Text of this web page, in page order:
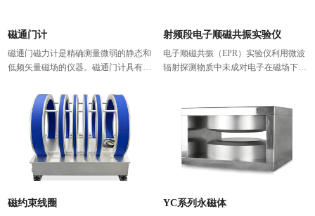
磁通门计
磁通门磁力计是精确测量微弱的静态和
低频矢量磁场的仪器。磁通门计具有高
特性，与霍尔效应原理或磁电阻效应原
理的磁场测量仪器相比，它是测量弱磁
场最好的选择具有数字与模拟信号输
出，独特的CAN总线网络接口适合多
阵列磁场测试广泛应用与科研，军工，
航天等部门。
射频段电子顺磁共振实验仪
电子顺磁共振（EPR）实验仪利用微波
辐射探测物质中未成对电子在磁场下的
动力学性质，广泛应用于化学、材料和
生物医学领域。
磁约束线圈 YC系列永磁体